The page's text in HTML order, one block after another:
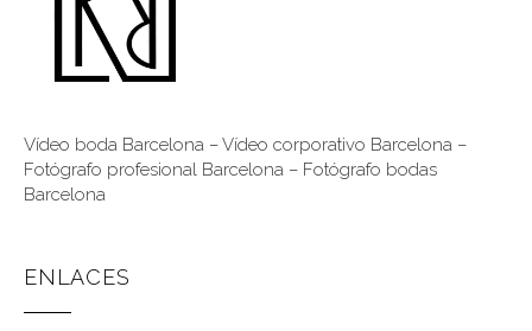
Vídeo boda Barcelona –Vídeo corporativo Barcelona –
Fotógrafo profesional Barcelona – Fotógrafo bodas
Barcelona
ENLACES